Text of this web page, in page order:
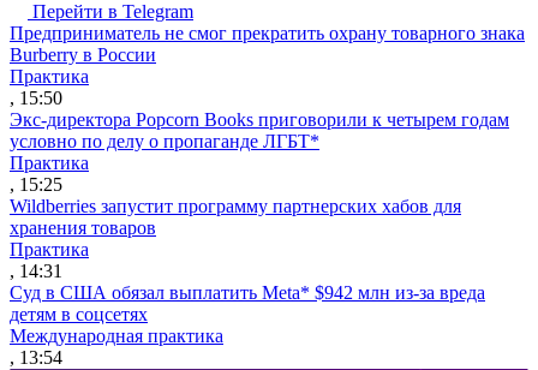
Перейти в Telegram
Предприниматель не смог прекратить охрану товарного знака
Burberry в России
Практика
, 15:50
Экс-директора Popcorn Books приговорили к четырем годам
условно по делу о пропаганде ЛГБТ*
Практика
, 15:25
Wildberries запустит программу партнерских хабов для
хранения товаров
Практика
, 14:31
Суд в США обязал выплатить Meta* $942 млн из-за вреда
детям в соцсетях
Международная практика
, 13:54